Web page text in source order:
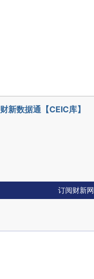
财新数据通【CEIC库】
订阅财新